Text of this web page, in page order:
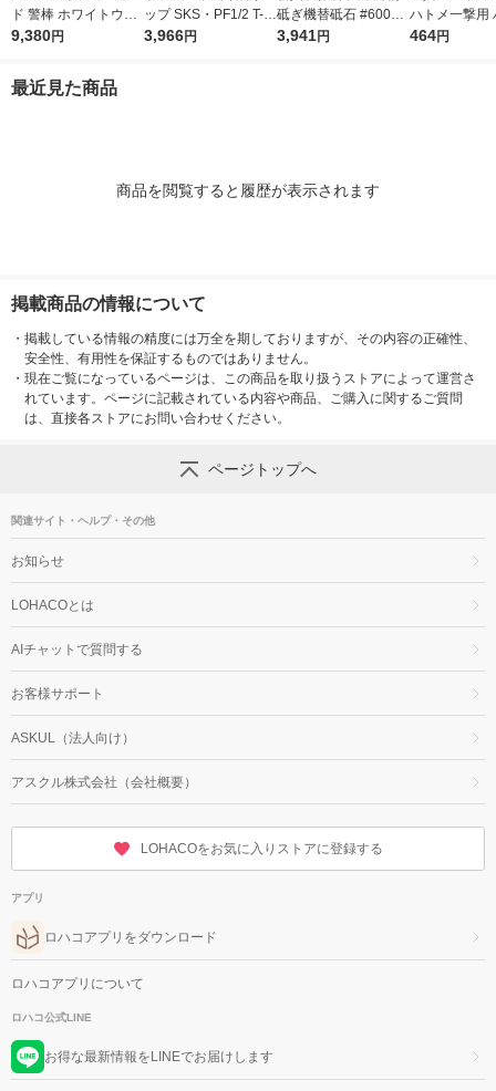
ド 警棒 ホワイトウル
フ スチール 17インチ
9,380円
ップ SKS・PF1/2 T-K
N-PF1/2 1本 480-666
3,966円
砥ぎ機替砥石 #6000
STD-135F 1個
3,941円
ハトメ一撃用
玉ゴールド
464円
最近見た商品
商品を閲覧すると履歴が表示されます
掲載商品の情報について
・ 掲載している情報の精度には万全を期しておりますが、その内容の正確性、
安全性、有用性を保証するものではありません。
・ 現在ご覧になっているページは、この商品を取り扱うストアによって運営さ
れています。ページに記載されている内容や商品、ご購入に関するご質問
は、直接各ストアにお問い合わせください。
ページトップへ
関連サイト・ヘルプ・その他
お知らせ
LOHACOとは
AIチャットで質問する
お客様サポート
ASKUL（法人向け）
アスクル株式会社（会社概要）
LOHACOをお気に入りストアに登録する
アプリ
ロハコアプリをダウンロード
ロハコアプリについて
ロハコ公式LINE
お得な最新情報をLINEでお届けします